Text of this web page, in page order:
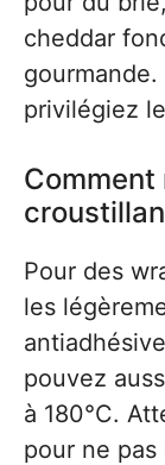
cheddar
privilégiez
Pour des
les
pouvez
à 180°C.
pour ne pas